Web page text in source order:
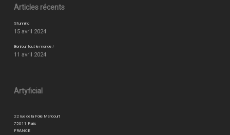
Articles récents
Stunning
15 avril 2024
Bonjour tout le monde !
11 avril 2024
Artyficial
22 rue de la Folie Méricourt
75011 Paris
FRANCE